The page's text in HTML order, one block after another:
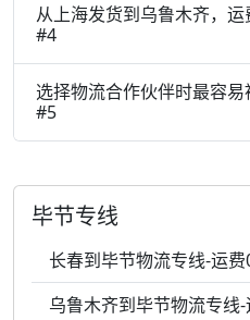
从上海发货到乌鲁木齐，运
#4
选择物流合作伙伴时最容易
#5
毕节专线
长春到毕节物流专线-运